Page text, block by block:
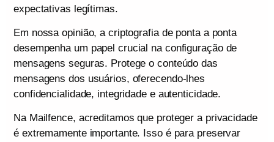
expectativas legítimas.
Em nossa opinião, a criptografia de ponta a ponta
desempenha um papel crucial na configuração de
mensagens seguras. Protege o conteúdo das
mensagens dos usuários, oferecendo-lhes
confidencialidade, integridade e autenticidade.
Na Mailfence, acreditamos que proteger a privacidade
é extremamente importante. Isso é para preservar